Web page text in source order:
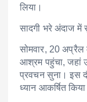
लिया।
सादगी भरे अंदाज में
सोमवार, 20 अप्रैल
आश्रम पहुंचा, जहां
प्रवचन सुना। इस
ध्यान आकर्षित